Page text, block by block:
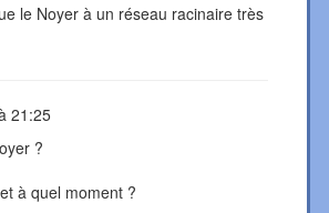
le Noyer à un réseau racinaire très
21:25
?
à quel moment ?